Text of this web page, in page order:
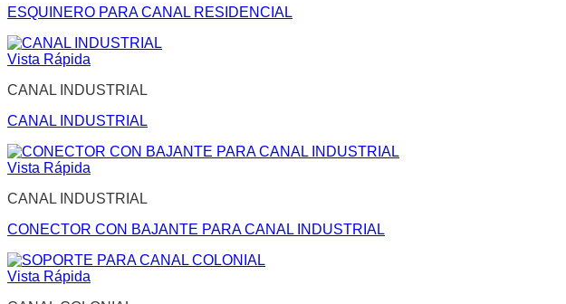
ESQUINERO PARA CANAL RESIDENCIAL
Vista Rápida
CANAL INDUSTRIAL
CANAL INDUSTRIAL
Vista Rápida
CANAL INDUSTRIAL
CONECTOR CON BAJANTE PARA CANAL INDUSTRIAL
Vista Rápida